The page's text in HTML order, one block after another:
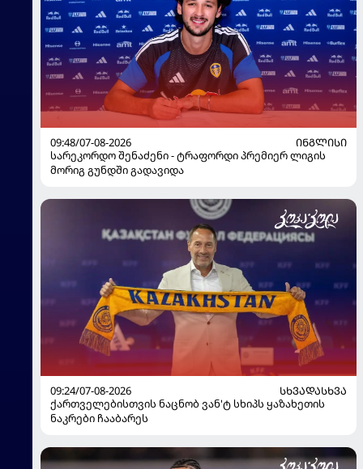
09:48/07-08-2026
ᲘᲜᲒᲚᲘᲡᲘ
სარეკორდო შენაძენი - ტრაფორდი პრემიერ ლიგის
მორიგ გუნდში გადავიდა
09:24/07-08-2026
ᲡᲮᲕᲐᲓᲐᲡᲮᲕᲐ
ქართველებისთვის ნაცნობ ვან'ტ სხიპს ყაზახეთის
ნაკრები ჩააბარეს